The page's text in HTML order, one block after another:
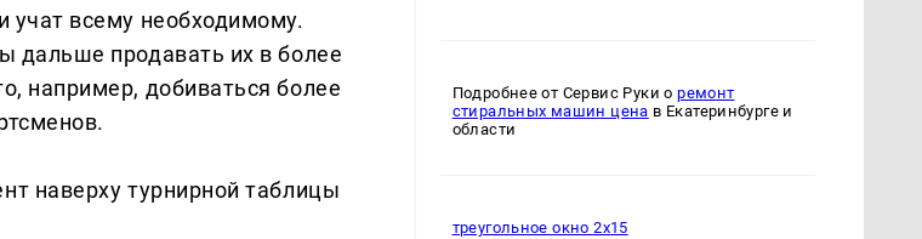
учат всему необходимому.
дальше продавать их в более
например, добиваться более
наверху турнирной таблицы
Подробнее от Сервис Руки оремонт
стиральных машин цена в Екатеринбурге и
области
треугольное окно 2х15